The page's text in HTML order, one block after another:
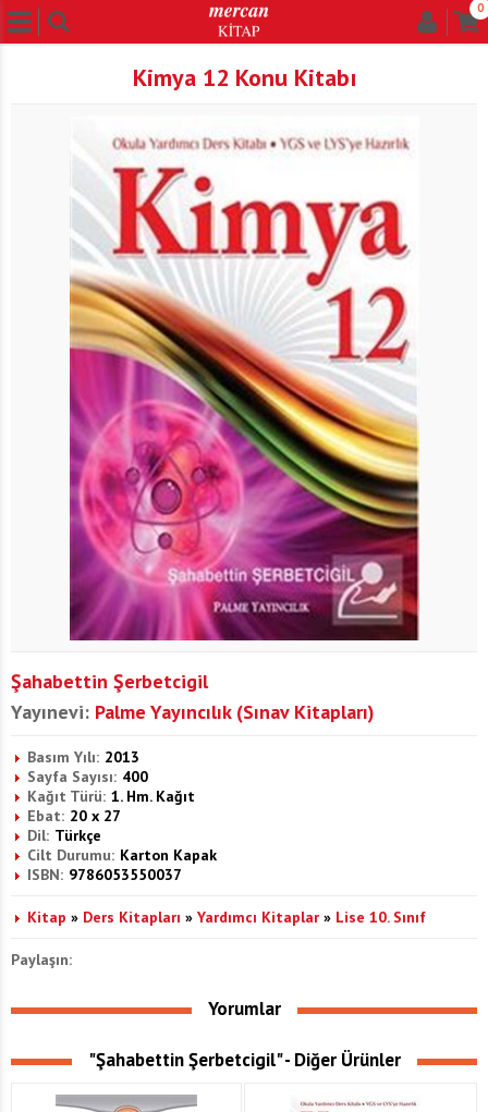
0
Kimya 12 Konu Kitabı
Şahabettin Şerbetcigil
Yayınevi: Palme Yayıncılık (Sınav Kitapları)
Basım Yılı: 2013
Sayfa Sayısı: 400
Kağıt Türü: 1. Hm. Kağıt
Ebat: 20 x 27
Dil: Türkçe
Cilt Durumu: Karton Kapak
ISBN: 9786053550037
Kitap » Ders Kitapları » Yardımcı Kitaplar » Lise 10. Sınıf
Paylaşın:
Yorumlar
"Şahabettin Şerbetcigil" - Diğer Ürünler